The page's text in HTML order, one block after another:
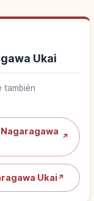
Ukai
también
↗
Ukai↗